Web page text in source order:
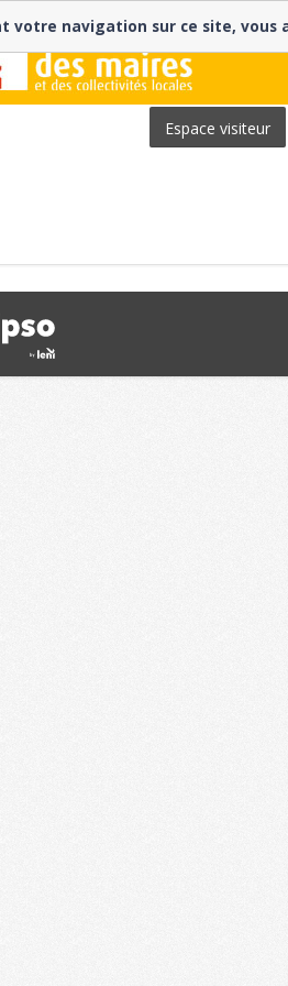
Espace visiteur
votre navigation sur ce site,